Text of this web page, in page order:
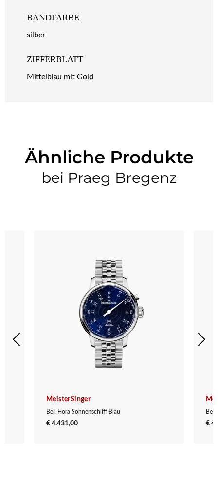
BANDFARBE
silber
ZIFFERBLATT
Mittelblau mit Gold
Ähnliche Produkte
bei Praeg Bregenz
MeisterSinger
Bell Hora Sonnenschliff Blau
€ 4.431,00
Bell
€